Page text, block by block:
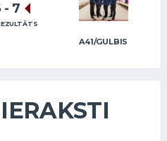
A41/GULBIS
- 7